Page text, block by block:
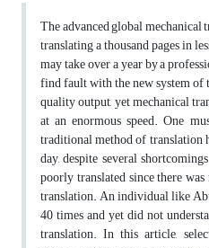
The advanced global
translating a thousand pages in
may take over a year by a
find fault with the new system
quality output, yet mechanical
at an enormous speed. One
traditional method of translation
day, despite several
poorly translated since there
translation. An individual like
40 times and yet did not
translation. In this article,